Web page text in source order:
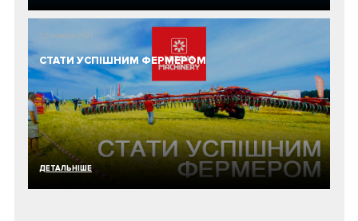
23 Ноября 2021
СТАТИ УСПІШНИМ ФЕРМЕРОМ
ДЕТАЛЬНIШЕ